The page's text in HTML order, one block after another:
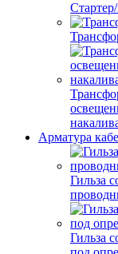
Арматура
Гильза
Гильза